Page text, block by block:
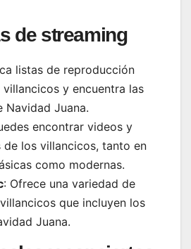
de streaming
listas de reproducción
y encuentra las
Navidad Juana.
encontrar videos y
de los villancicos, tanto en
como modernas.
: Ofrece una variedad de
que incluyen los
Juana.